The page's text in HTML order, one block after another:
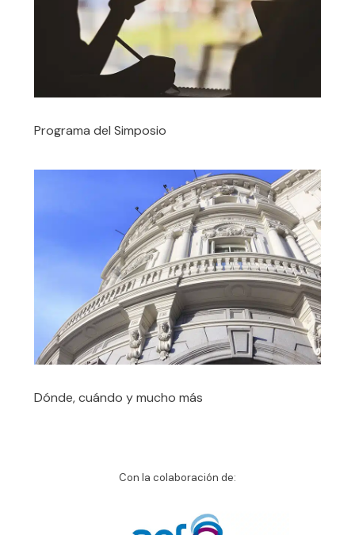
Programa del Simposio
Dónde, cuándo y mucho más
Con la colaboración de: